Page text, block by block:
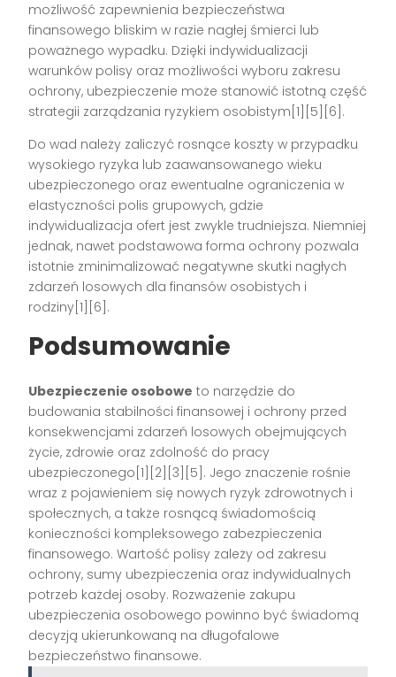
możliwość zapewnienia bezpieczeństwa
finansowego bliskim w razie nagłej śmierci lub
poważnego wypadku. Dzięki indywidualizacji
warunków polisy oraz możliwości wyboru zakresu
ochrony, ubezpieczenie może stanowić istotną część
strategii zarządzania ryzykiem osobistym[1][5][6].
Do wad należy zaliczyć rosnące koszty w przypadku
wysokiego ryzyka lub zaawansowanego wieku
ubezpieczonego oraz ewentualne ograniczenia w
elastyczności polis grupowych, gdzie
indywidualizacja ofert jest zwykle trudniejsza. Niemniej
jednak, nawet podstawowa forma ochrony pozwala
istotnie zminimalizować negatywne skutki nagłych
zdarzeń losowych dla finansów osobistych i
rodziny[1][6].
Podsumowanie
Ubezpieczenie osobowe to narzędzie do
budowania stabilności finansowej i ochrony przed
konsekwencjami zdarzeń losowych obejmujących
życie, zdrowie oraz zdolność do pracy
ubezpieczonego[1][2][3][5]. Jego znaczenie rośnie
wraz z pojawieniem się nowych ryzyk zdrowotnych i
społecznych, a także rosnącą świadomością
konieczności kompleksowego zabezpieczenia
finansowego. Wartość polisy zależy od zakresu
ochrony, sumy ubezpieczenia oraz indywidualnych
potrzeb każdej osoby. Rozważenie zakupu
ubezpieczenia osobowego powinno być świadomą
decyzją ukierunkowaną na długofalowe
bezpieczeństwo finansowe.